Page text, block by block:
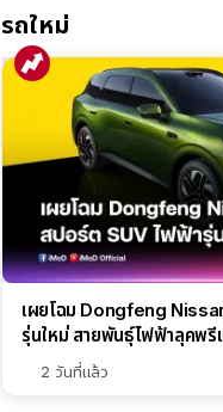
IntelliHouse และ
EverCORE โซลูชัน
ESS ครบวงจร
รถใหม่
เผยโฉม Dongfeng
รุ่นใหม่ สายพันธุ์ไฟฟ้าลุคพรี
2 วันที่แล้ว